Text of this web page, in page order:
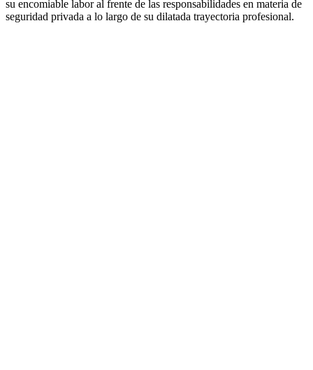
su encomiable labor al frente de las responsabilidades en materia de
seguridad privada a lo largo de su dilatada trayectoria profesional.